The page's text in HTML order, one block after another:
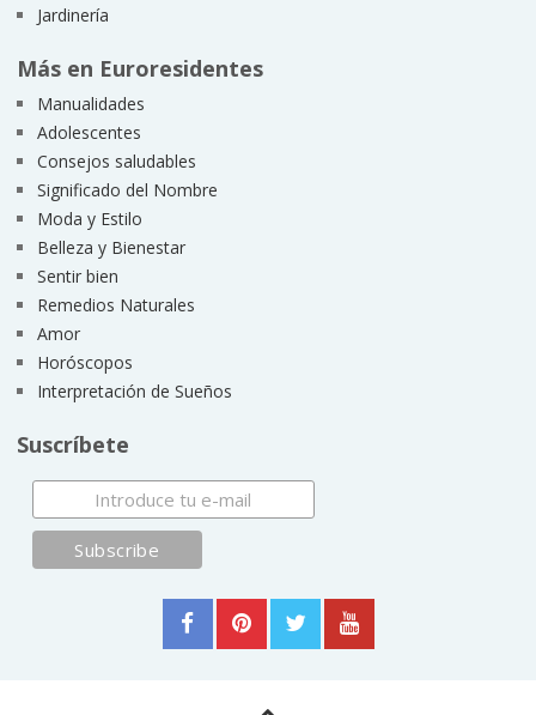
Jardinería
Más en Euroresidentes
Manualidades
Adolescentes
Consejos saludables
Significado del Nombre
Moda y Estilo
Belleza y Bienestar
Sentir bien
Remedios Naturales
Amor
Horóscopos
Interpretación de Sueños
Suscríbete